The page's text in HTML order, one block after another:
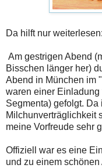
Da hilft nur weiterlesen:
Am gestrigen Abend
Bisschen länger her)
Abend in München im
waren einer Einladung
Segmenta) gefolgt.
Milchunverträglichkeit
meine Vorfreude sehr
Offiziell war es eine
und zu einem